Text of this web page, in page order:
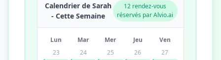
Calendrier de Sarah
- Cette Semaine
12 rendez-vous
réservés par Alvio.ai
Lun Mar Mer Jeu
Ven
23
24
25
26
27